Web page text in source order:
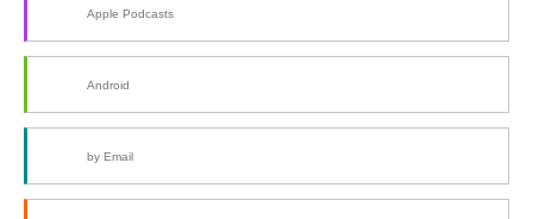
Apple Podcasts
Android
by Email